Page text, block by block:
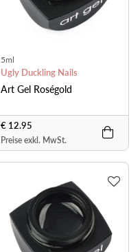
5ml
Ugly Duckling Nails
Art Gel Roségold
€ 12.95
Preise exkl. MwSt.